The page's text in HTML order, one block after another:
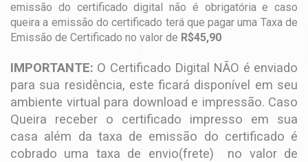
emissão do certificado digital não é obrigatória e caso
queira a emissão do certificado terá que pagar uma Taxa de
Emissão de Certificado no valor de R$45,90
IMPORTANTE: O Certificado Digital NÃO é enviado
para sua residência, este ficará disponível em seu
ambiente virtual para download e impressão. Caso
Queira receber o certificado impresso em sua
casa além da taxa de emissão do certificado é
cobrado uma taxa de envio(frete) no valor de